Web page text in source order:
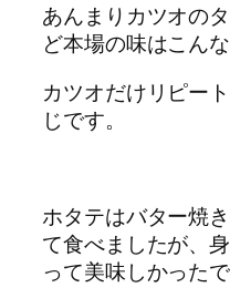
あんまりカツオの
ど本場の味はこん
カツオだけリピー
じです。
ホタテはバター焼
て食べましたが、
って美味しかったで